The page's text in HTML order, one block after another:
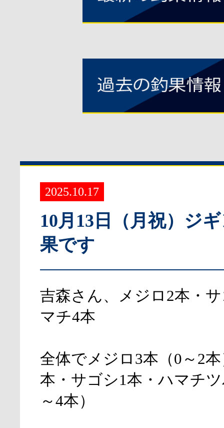
2025.10.17
10月13日（月祝）ジ
果です
吉森さん、メジロ2本・
マチ4本
全体でメジロ3本（0～2
本・サゴシ1本・ハマチ
～4本）